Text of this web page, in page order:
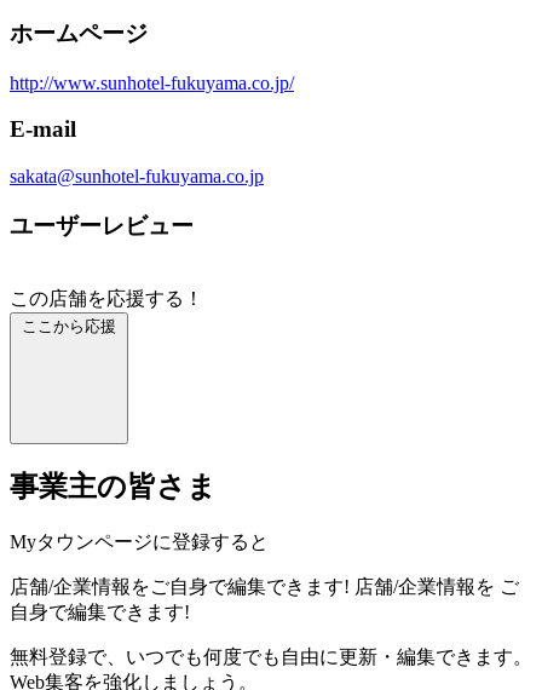
ホームページ
http://www.sunhotel-fukuyama.co.jp/
E-mail
sakata@sunhotel-fukuyama.co.jp
ユーザーレビュー
この店舗を応援する！
ここから応援
事業主の皆さま
Myタウンページに登録すると
店舗/企業情報をご自身で編集できます! 店舗/企業情報を ご
自身で編集できます!
無料登録で、いつでも何度でも自由に更新・編集できます。
Web集客を強化しましょう。